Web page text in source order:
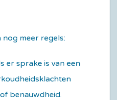
meer regels:
er sprake is van een
benauwdheid.